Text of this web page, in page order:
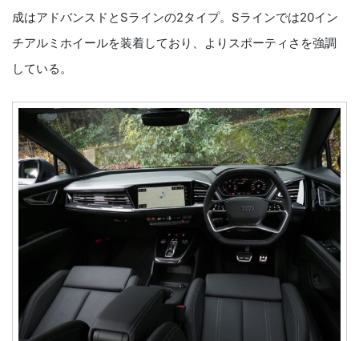
成はアドバンスドとSラインの2タイプ。Sラインでは20イン
チアルミホイールを装着しており、よりスポーティさを強調
している。